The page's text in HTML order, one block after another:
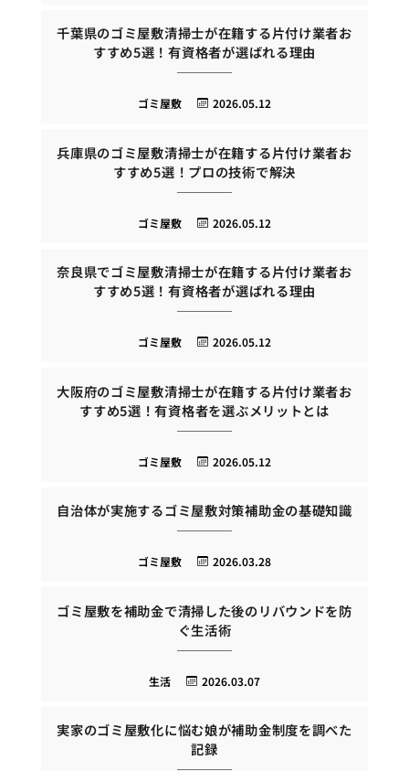
千葉県のゴミ屋敷清掃士が在籍する片付け業者お
すすめ5選！有資格者が選ばれる理由
2026.05.12
ゴミ屋敷
兵庫県のゴミ屋敷清掃士が在籍する片付け業者お
すすめ5選！プロの技術で解決
2026.05.12
ゴミ屋敷
奈良県でゴミ屋敷清掃士が在籍する片付け業者お
すすめ5選！有資格者が選ばれる理由
2026.05.12
ゴミ屋敷
大阪府のゴミ屋敷清掃士が在籍する片付け業者お
すすめ5選！有資格者を選ぶメリットとは
2026.05.12
ゴミ屋敷
自治体が実施するゴミ屋敷対策補助金の基礎知識
2026.03.28
ゴミ屋敷
ゴミ屋敷を補助金で清掃した後のリバウンドを防
ぐ生活術
2026.03.07
生活
実家のゴミ屋敷化に悩む娘が補助金制度を調べた
記録